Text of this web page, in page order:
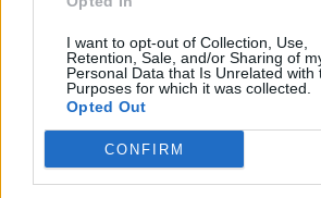
I want to opt-out of Collection, Use,
Retention, Sale, and/or Sharing of
Personal Data that Is Unrelated with
Purposes for which it was collected.
Opted Out
CONFIRM
del país. Un cambio de
funcionarios a involucrarse en la
futuro”.
SOBRE EL INSTITUTO
GOBERNANZA Y ECONOMIA